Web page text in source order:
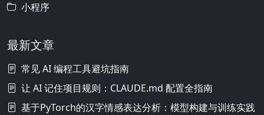
小程序
最新文章
常见 AI 编程工具避坑指南
让 AI 记住项目规则：CLAUDE.md 配置全指南
基于PyTorch的汉字情感表达分析：模型构建与训练实践